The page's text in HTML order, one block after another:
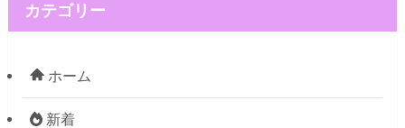
カテゴリー
ホーム
新着